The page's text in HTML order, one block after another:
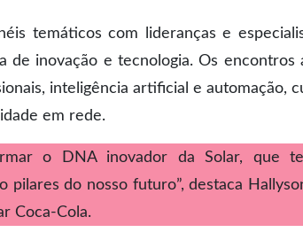
temáticos com lideranças e
de inovação e tecnologia. Os encontros
inteligência artificial e automação,
em rede.
o DNA inovador da Solar, que
pilares do nosso futuro”, destaca
Coca-Cola.